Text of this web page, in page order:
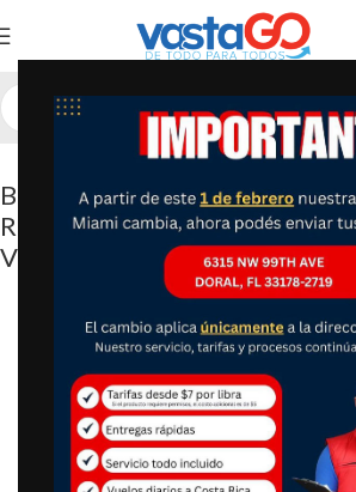
Bicicleta de Montaña Rock
Ruedas de 24″, Mayores de
Velocidades, Gris